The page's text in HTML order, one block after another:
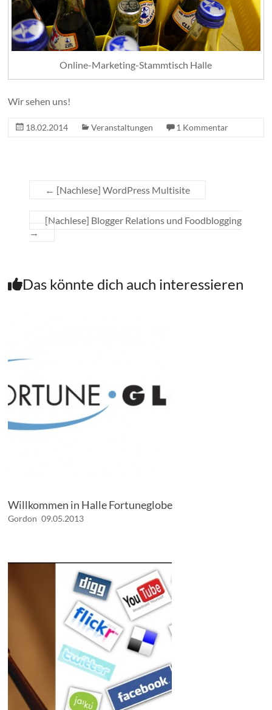
Online-Marketing-Stammtisch Halle
Wir sehen uns!
18.02.2014 Veranstaltungen 1 Kommentar
← [Nachlese] WordPress Multisite
[Nachlese] Blogger Relations und Foodblogging
→
Das könnte dich auch interessieren
Willkommen in Halle Fortuneglobe
Gordon 09.05.2013